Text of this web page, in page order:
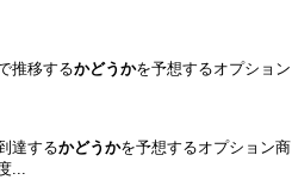
推移するかどうかを予想するオプション
達するかどうかを予想するオプション商
...